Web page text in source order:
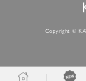
Copyright ©